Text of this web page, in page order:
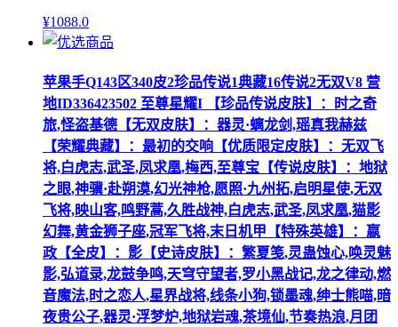
¥1088.0
苹果手Q143区340皮2珍品传说1典藏16传说2无双V8 营
地ID336423502 至尊星耀I 【珍品传说皮肤】：时之奇
旅,怪盗基德【无双皮肤】：器灵·螭龙剑,瑶真我赫兹
【荣耀典藏】：最初的交响【优质限定皮肤】：无双飞
将,白虎志,武圣,凤求凰,梅西,至尊宝【传说皮肤】：地狱
之眼,神骥·赴朔漠,幻光神枪,愿照·九州拓,启明星使,无双
飞将,映山客,鸣野蒿,久胜战神,白虎志,武圣,凤求凰,猫影
幻舞,黄金狮子座,冠军飞将,末日机甲【特殊英雄】：嬴
政【全皮】：影【史诗皮肤】：繁夏笺,灵蛊蚀心,唤灵魅
影,弘道录,龙鼓争鸣,天穹守望者,罗小黑战记,龙之律动,燃
音魔法,时之恋人,星界战将,线条小狗,锁墨魂,绅士熊喵,暗
夜贵公子,器灵·浮梦炉,地狱岩魂,茶境仙,节奏热浪,月团